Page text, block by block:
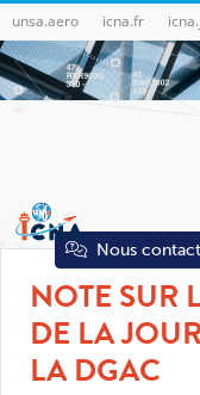
unsa.aero icna.fr
Nous
NOTE SUR
DE LA
LA DGAC